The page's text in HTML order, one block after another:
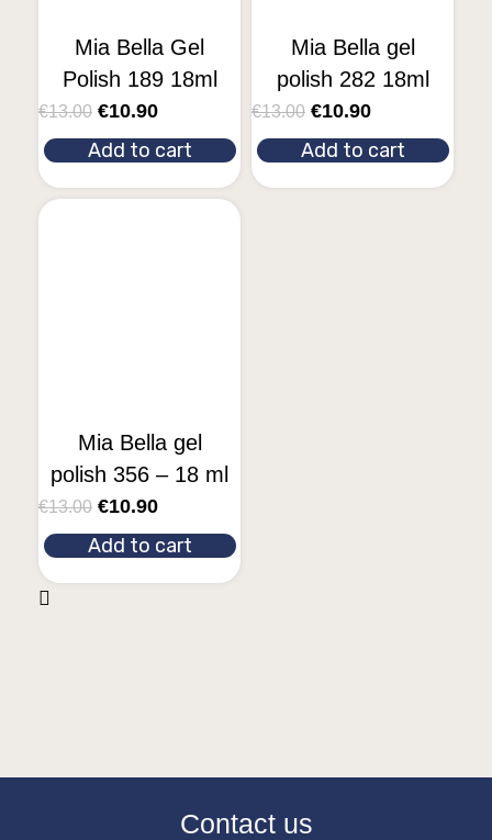
Mia Bella Gel
Polish 189 18ml
€13.00 €10.90
Add to cart
Mia Bella gel
polish 282 18ml
€13.00 €10.90
Add to cart
Mia Bella gel
polish 356 – 18 ml
€13.00 €10.90
Add to cart
Contact us